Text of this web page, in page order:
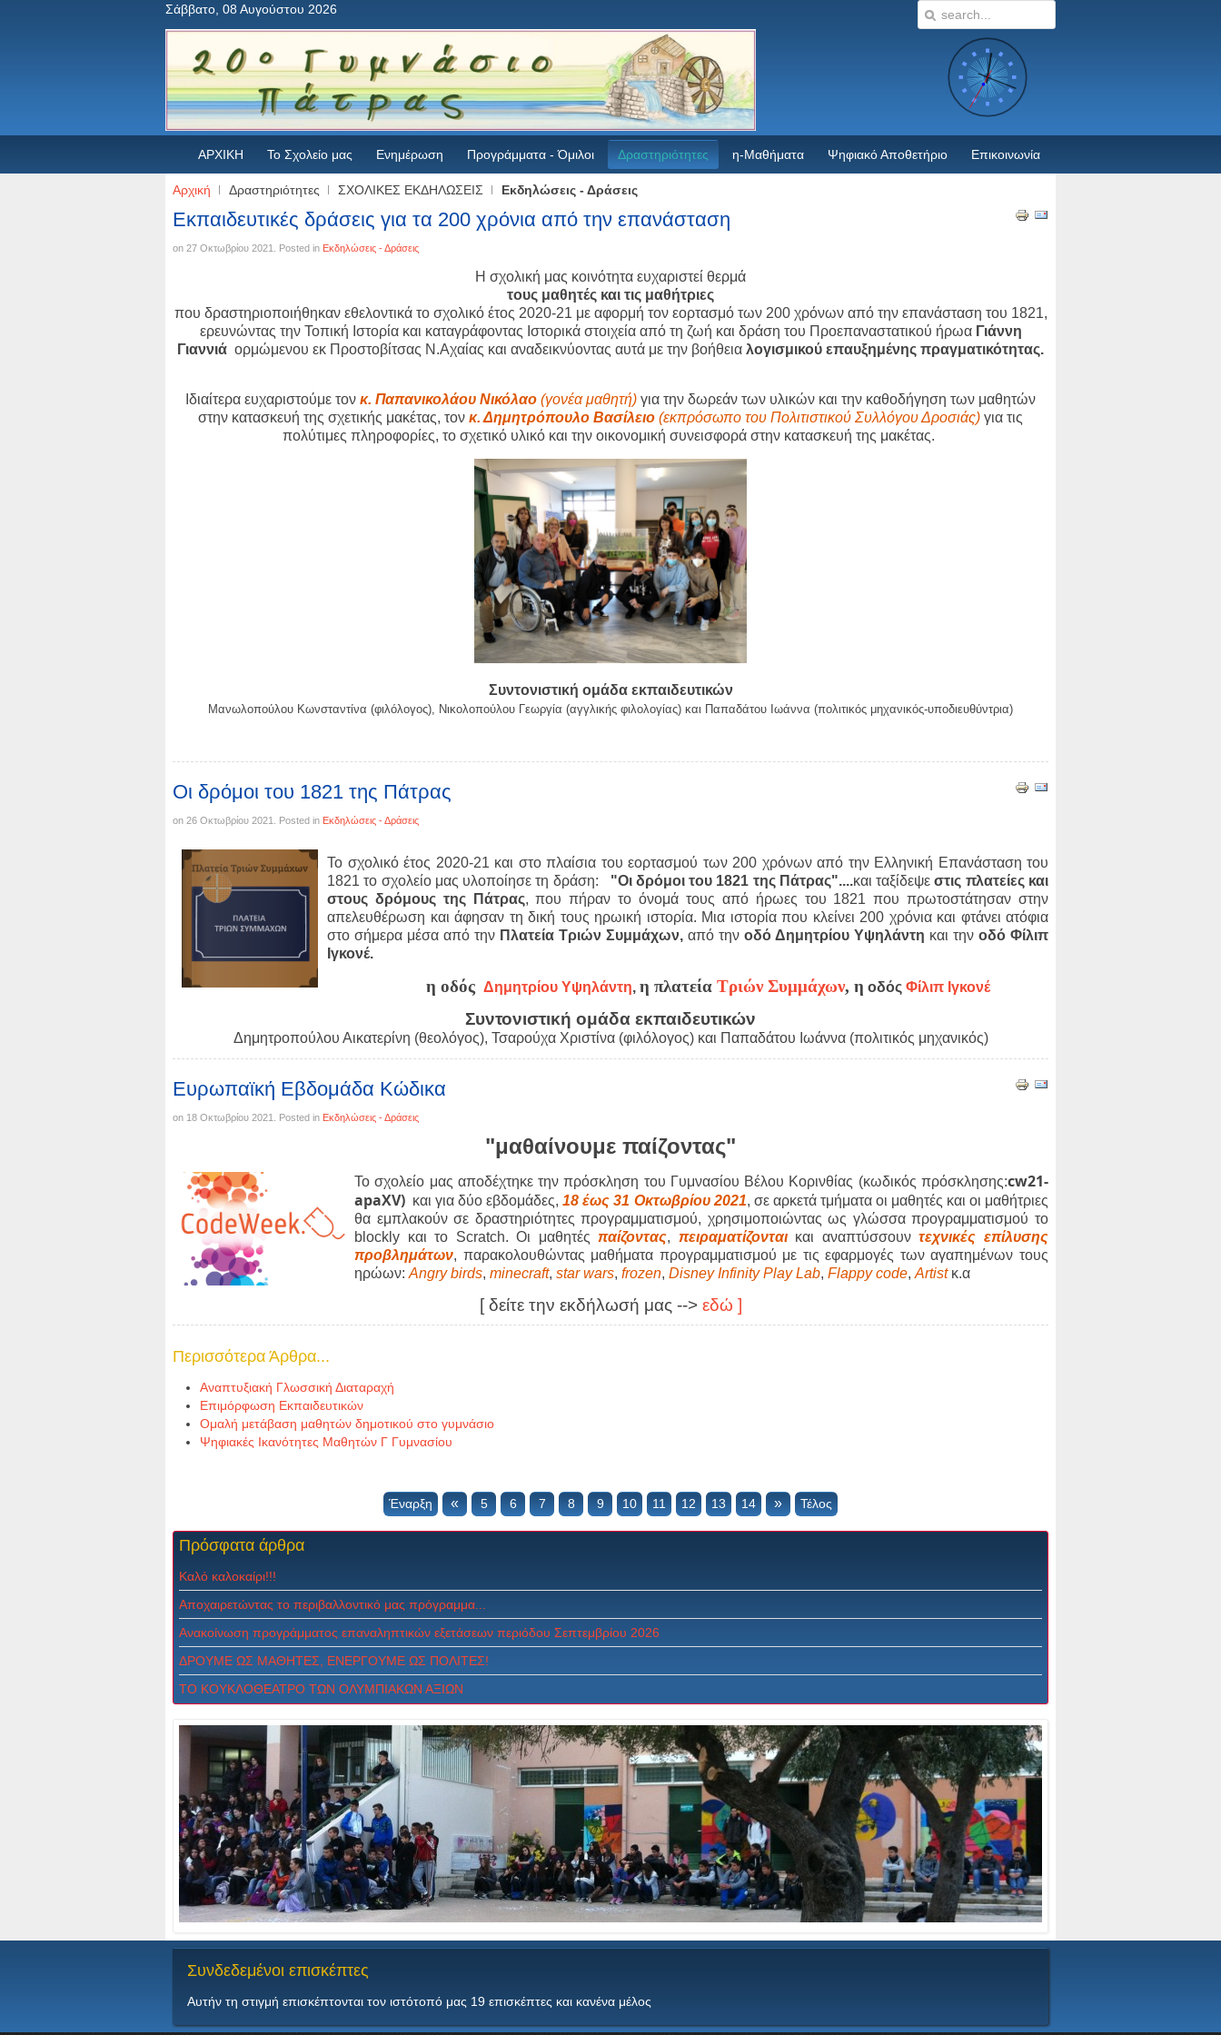
Σάββατο, 08 Αυγούστου 2026
ΑΡΧΙΚΗ Το Σχολείο μας Ενημέρωση Προγράμματα - Όμιλοι Δραστηριότητες η-Μαθήματα Ψηφιακό Αποθετήριο Επικοινωνία
Αρχική Δραστηριότητες ΣΧΟΛΙΚΕΣ ΕΚΔΗΛΩΣΕΙΣ Εκδηλώσεις - Δράσεις
Εκπαιδευτικές δράσεις για τα 200 χρόνια από την επανάσταση
on 27 Οκτωβρίου 2021 . Posted in Εκδηλώσεις - Δράσεις
Η σχολική μας κοινότητα ευχαριστεί θερμά
τους μαθητές και τις μαθήτριες
που δραστηριοποιήθηκαν εθελοντικά το σχολικό έτος 2020-21 με αφορμή τον εορτασμό των 200 χρόνων από την επανάσταση του 1821,
ερευνώντας την Τοπική Ιστορία και καταγράφοντας Ιστορικά στοιχεία από τη ζωή και δράση του Προεπαναστατικού ήρωα Γιάννη
Γιαννιά ορμώμενου εκ Προστοβίτσας Ν.Αχαίας και αναδεικνύοντας αυτά με την βοήθεια λογισμικού επαυξημένης πραγματικότητας.
Ιδιαίτερα ευχαριστούμε τον κ. Παπανικολάου Νικόλαο (γονέα μαθητή) για την δωρεάν των υλικών και την καθοδήγηση των μαθητών
στην κατασκευή της σχετικής μακέτας, τον κ. Δημητρόπουλο Βασίλειο (εκπρόσωπο του Πολιτιστικού Συλλόγου Δροσιάς) για τις
πολύτιμες πληροφορίες, το σχετικό υλικό και την οικονομική συνεισφορά στην κατασκευή της μακέτας.
Συντονιστική ομάδα εκπαιδευτικών
Μανωλοπούλου Κωνσταντίνα (φιλόλογος), Νικολοπούλου Γεωργία (αγγλικής φιλολογίας) και Παπαδάτου Ιωάννα (πολιτικός μηχανικός-υποδιευθύντρια)
Οι δρόμοι του 1821 της Πάτρας
on 26 Οκτωβρίου 2021 . Posted in Εκδηλώσεις - Δράσεις
Το σχολικό έτος 2020-21 και στο πλαίσια του εορτασμού των 200 χρόνων από την Ελληνική Επανάσταση του
1821 το σχολείο μας υλοποίησε τη δράση: "Οι δρόμοι του 1821 της Πάτρας"....και ταξίδεψεστις πλατείες και
στους δρόμους της Πάτρας, που πήραν το όνομά τους από ήρωες του 1821 που πρωτοστάτησαν στην
απελευθέρωση και άφησαν τη δική τους ηρωική ιστορία. Μια ιστορία που κλείνει 200 χρόνια και φτάνει ατόφια
στο σήμερα μέσα από την Πλατεία Τριών Συμμάχων, από την οδό Δημητρίου Υψηλάντη και την οδό Φίλιπ
Ιγκονέ.
η οδός Δημητρίου Υψηλάντη, η πλατεία Τριών Συμμάχων, η οδός Φίλιπ Ιγκονέ
Συντονιστική ομάδα εκπαιδευτικών
Δημητροπούλου Αικατερίνη (θεολόγος), Τσαρούχα Χριστίνα (φιλόλογος) και Παπαδάτου Ιωάννα (πολιτικός μηχανικός)
Ευρωπαϊκή Εβδομάδα Κώδικα
on 18 Οκτωβρίου 2021 . Posted in Εκδηλώσεις - Δράσεις
"μαθαίνουμε παίζοντας"
Το σχολείο μας αποδέχτηκε την πρόσκληση του Γυμνασίου Βέλου Κορινθίας (κωδικός πρόσκλησης:cw21-
apaXV) και για δύο εβδομάδες,18 έως 31 Οκτωβρίου 2021, σε αρκετά τμήματα οι μαθητές και οι μαθήτριες
θα εμπλακούν σε δραστηριότητες προγραμματισμού, χρησιμοποιώντας ως γλώσσα προγραμματισμού το
blockly και το Scratch. Οι μαθητές παίζοντας, πειραματίζονται και αναπτύσσουντεχνικές επίλυσης
προβλημάτων, παρακολουθώντας μαθήματα προγραμματισμού με τις εφαρμογές των αγαπημένων τους
ηρώων: Angry birds, minecraft, star wars, frozen, Disney Infinity Play Lab, Flappy code, Artistκ.α
[ δείτε την εκδήλωσή μας --> εδώ ]
Περισσότερα Άρθρα...
Αναπτυξιακή Γλωσσική Διαταραχή
Επιμόρφωση Εκπαιδευτικών
Ομαλή μετάβαση μαθητών δημοτικού στο γυμνάσιο
Ψηφιακές Ικανότητες Μαθητών Γ Γυμνασίου
Έναρξη « 5 6 7 8 9 10 11 12 13 14 » Τέλος
Πρόσφατα άρθρα
Καλό καλοκαίρι!!!
Αποχαιρετώντας το περιβαλλοντικό μας πρόγραμμα...
Ανακοίνωση προγράμματος επαναληπτικών εξετάσεων περιόδου Σεπτεμβρίου 2026
ΔPOYME ΩΣ MAΘHTEΣ, ENEPΓOYME ΩΣ ΠOΛITEΣ!
ΤΟ ΚΟΥΚΛΟΘΕΑΤΡΟ ΤΩΝ ΟΛΥΜΠΙΑΚΩΝ ΑΞΙΩΝ
Συνδεδεμένοι επισκέπτες
Αυτήν τη στιγμή επισκέπτονται τον ιστότοπό μας 19 επισκέπτες και κανένα μέλος